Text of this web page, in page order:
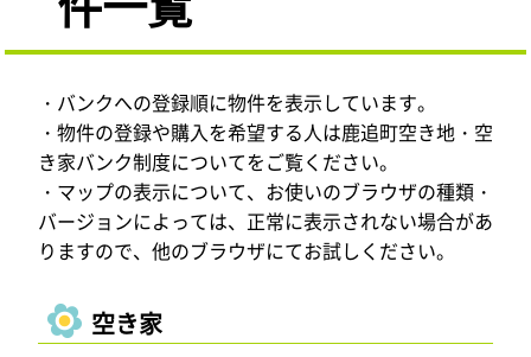
・バンクへの登録順に物件を表示しています。
・物件の登録や購入を希望する人は鹿追町空き地・空
き家バンク制度についてをご覧ください。
・マップの表示について、お使いのブラウザの種類・
バージョンによっては、正常に表示されない場合があ
りますので、他のブラウザにてお試しください。
空き家